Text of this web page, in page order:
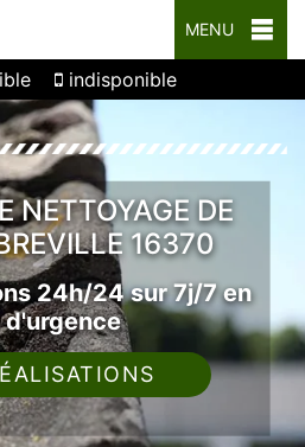
MENU
indisponible
NETTOYAGE DE
16370
24h/24 sur 7j/7 en
d'urgence